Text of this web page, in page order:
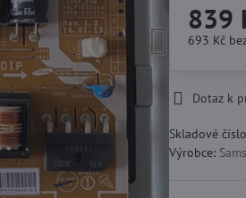
839
693 Kč
Dotaz k
Skladové
Výrobce: